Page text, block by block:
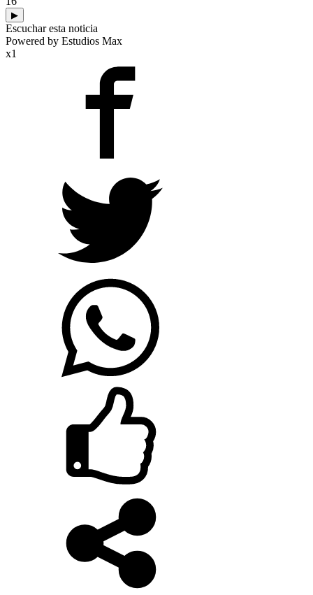
▶
Escuchar esta noticia
Powered by Estudios Max
x1